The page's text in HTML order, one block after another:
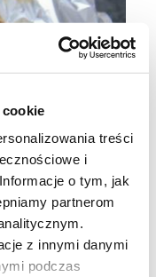
treści
i
o tym, jak
partnerom
z innymi danymi
podczas
i
zawinięte ok